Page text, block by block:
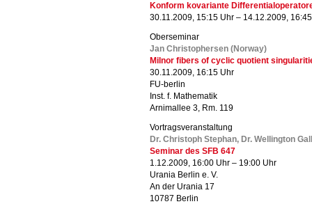
Konform kovariante
30.11.2009, 15:15 Uhr – 14.12.2009,
Oberseminar
Jan Christophersen (Norway)
Milnor fibers of cyclic quotient
30.11.2009, 16:15 Uhr
FU-berlin
Inst. f. Mathematik
Arnimallee 3, Rm. 119
Vortragsveranstaltung
Dr. Christoph Stephan, Dr. Wellington
Seminar des SFB 647
1.12.2009, 16:00 Uhr – 19:00 Uhr
Urania Berlin e. V.
An der Urania 17
10787 Berlin